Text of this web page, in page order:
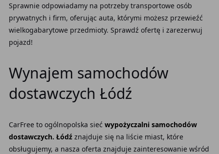
Sprawnie odpowiadamy na potrzeby transportowe osób
prywatnych i firm, oferując auta, którymi możesz przewieźć
wielkogabarytowe przedmioty. Sprawdź ofertę i zarezerwuj
pojazd!
Wynajem samochodów
dostawczych Łódź
CarFree to ogólnopolska sieć wypożyczalni samochodów
dostawczych. Łódź znajduje się na liście miast, które
obsługujemy, a nasza oferta znajduje zainteresowanie wśród